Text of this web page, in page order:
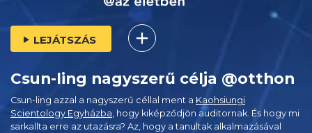
LEJÁTSZÁS
Csun-ling nagyszerű célja @otthon
Csun-ling azzal a nagyszerű céllal ment a Kaohsiungi
Scientology Egyházba , hogy kiképződjön auditornak. És hogy mi
sarkallta erre az utazásra? Az, hogy a tanultak alkalmazásával